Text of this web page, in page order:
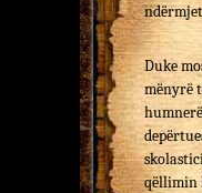
Duke
mënyrë
qëllimin